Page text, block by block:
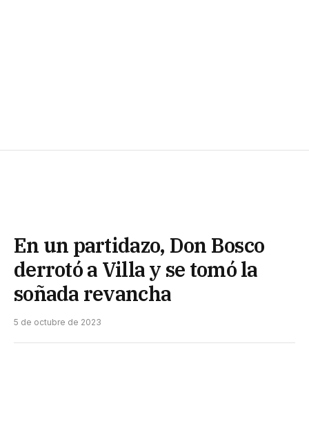
En un partidazo, Don Bosco
derrotó a Villa y se tomó la
soñada revancha
5 de octubre de 2023